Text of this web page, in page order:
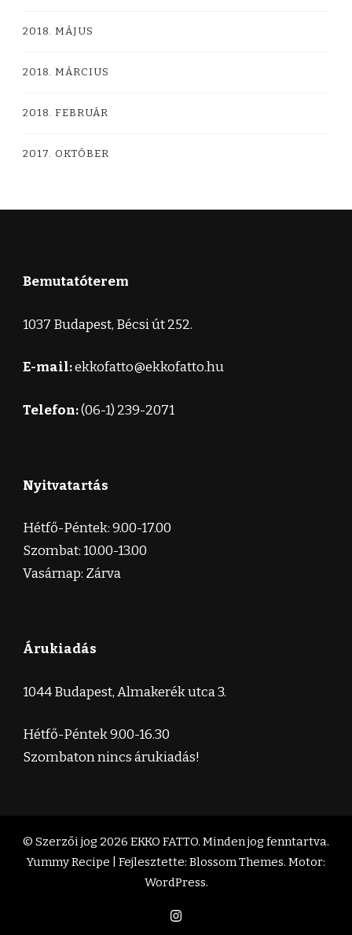
2018. MÁJUS
2018. MÁRCIUS
2018. FEBRUÁR
2017. OKTÓBER
Bemutatóterem
1037 Budapest, Bécsi út 252.
E-mail:ekkofatto@ekkofatto.hu
Telefon:(06-1) 239-2071
Nyitvatartás
Hétfő-Péntek: 9.00-17.00
Szombat: 10.00-13.00
Vasárnap: Zárva
Árukiadás
1044 Budapest, Almakerék utca 3.
Hétfő-Péntek 9.00-16.30
Szombaton nincs árukiadás!
© Szerzői jog 2026 EKKO FATTO. Minden jog fenntartva.
Yummy Recipe | Fejlesztette: Blossom Themes. Motor:
WordPress.